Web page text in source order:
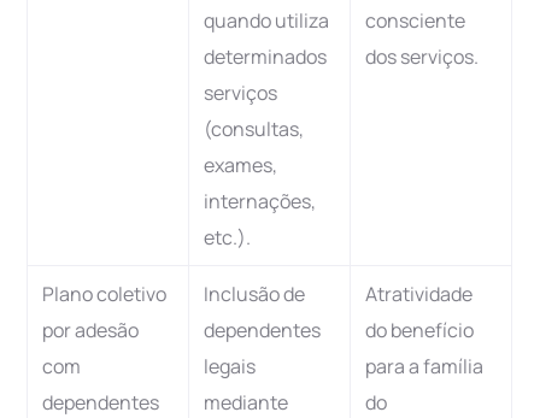
quando utiliza
determinados
serviços
(consultas,
exames,
internações,
etc.).
consciente
dos serviços.
Plano coletivo
por adesão
com
dependentes
Inclusão de
dependentes
legais
mediante
Atratividade
do benefício
para a família
do